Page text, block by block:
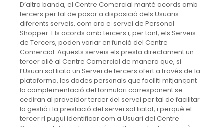
D’altra banda, el Centre Comercial manté acords amb
tercers per tal de posar a disposició dels Usuaris
diferents serveis, com ara el servei de Personal
Shopper. Els acords amb tercers i, per tant, els Serveis
de Tercers, poden variar en funció del Centre
Comercial. Aquests serveis els presta directament un
tercer aliè al Centre Comercial de manera que, si
l’Usuari sol·licita un Servei de tercers ofert a través de la
plataforma, les dades personals que faciliti mitjançant
la complementació del formulari corresponent se
cediran al proveïdor tercer del servei per tal de facilitar
la gestió i la prestació del servei sol·licitat, i perquè el
tercer rl pugui identificar com a Usuari del Centre